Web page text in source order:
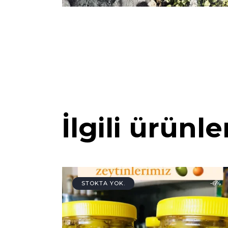
İlgili
STOKTA YOK. -6%